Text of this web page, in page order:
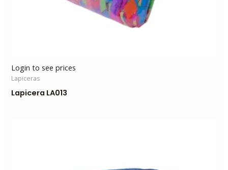
Login to see prices
Lapiceras
Lapicera LA013